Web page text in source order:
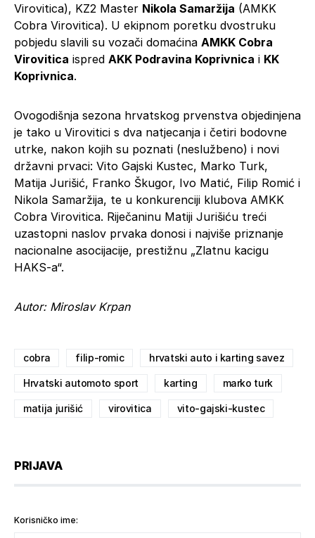
Virovitica), KZ2 Master Nikola Samaržija (AMKK
Cobra Virovitica). U ekipnom poretku dvostruku
pobjedu slavili su vozači domaćina AMKK Cobra
Virovitica ispred AKK Podravina Koprivnica i KK
Koprivnica.
Ovogodišnja sezona hrvatskog prvenstva objedinjena
je tako u Virovitici s dva natjecanja i četiri bodovne
utrke, nakon kojih su poznati (neslužbeno) i novi
državni prvaci: Vito Gajski Kustec, Marko Turk,
Matija Jurišić, Franko Škugor, Ivo Matić, Filip Romić i
Nikola Samaržija, te u konkurenciji klubova AMKK
Cobra Virovitica. Riječaninu Matiji Jurišiću treći
uzastopni naslov prvaka donosi i najviše priznanje
nacionalne asocijacije, prestižnu „Zlatnu kacigu
HAKS-a“.
Autor: Miroslav Krpan
cobra filip-romic hrvatski auto i karting savez
Hrvatski automoto sport karting marko turk
matija jurišić virovitica vito-gajski-kustec
PRIJAVA
Korisničko ime: